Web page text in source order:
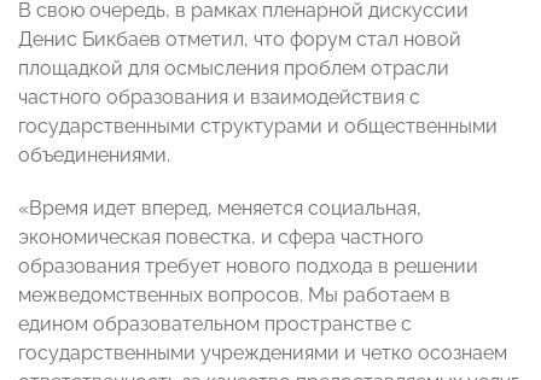
В свою очередь, в рамках пленарной дискуссии
Денис Бикбаев отметил, что форум стал новой
площадкой для осмысления проблем отрасли
частного образования и взаимодействия с
государственными структурами и общественными
объединениями.
«Время идет вперед, меняется социальная,
экономическая повестка, и сфера частного
образования требует нового подхода в решении
межведомственных вопросов. Мы работаем в
едином образовательном пространстве с
государственными учреждениями и четко осознаем